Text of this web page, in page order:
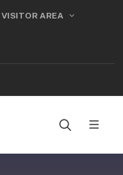
VISITOR AREA